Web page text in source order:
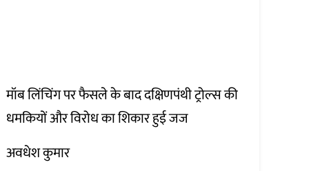
मॉब लिंचिंग पर फैसले के बाद दक्षिणपंथी ट्रोल्स की
धमकियों और विरोध का शिकार हुई जज
अवधेश कुमार